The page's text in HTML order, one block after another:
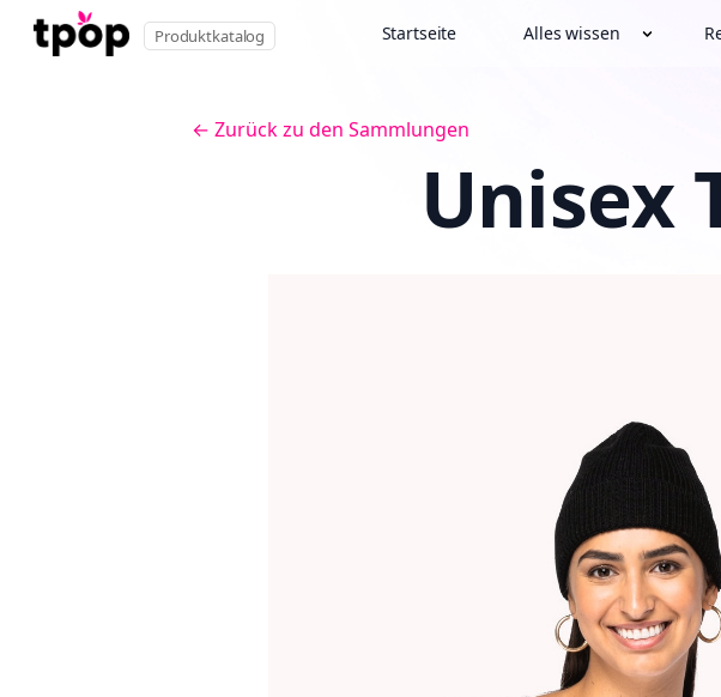
Produktkatalog Startseite Alles wissen
← Zurück zu den Sammlungen
Unisex